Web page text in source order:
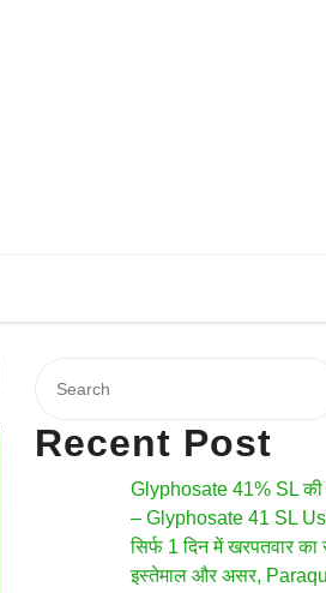
Search
Recent Post
Glyphosate 41% SL की
– Glyphosate 41 SL
सिर्फ 1 दिन में खरपतवार का
इस्तेमाल और असर,